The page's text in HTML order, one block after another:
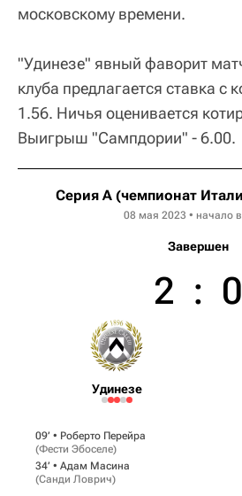
московскому времени.
"Удинезе" явный фаворит
клуба предлагается ставка с
1.56. Ничья оценивается
Выигрыш "Сампдории" - 6.00.
Серия А (чемпионат
08 мая 2023 • начало
Завершен
Удинезе
2 : 0
09‎’‎ • Роберто Перейра
(Фести Эбоселе)
34‎’‎ • Адам Масина
(Санди Ловрич)